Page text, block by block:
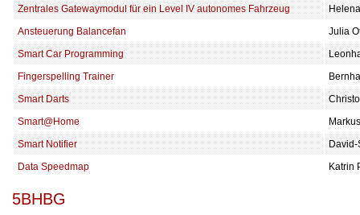
Zentrales Gatewaymodul für ein Level IV autonomes Fahrzeug
Ansteuerung Balancefan
Julia
Smart Car Programming
Fingerspelling Trainer
Smart Darts
Smart@Home
Smart Notifier
Data Speedmap
Katrin
5BHBG